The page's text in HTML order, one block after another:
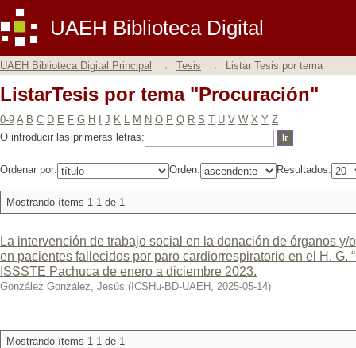
UAEH Biblioteca Digital
ListarTesis por tema "Procuración"
UAEH Biblioteca Digital Principal → Tesis → Listar Tesis por tema
ListarTesis por tema "Procuración"
0-9 A B C D E F G H J K L M N O P Q R S T U V W X Y Z
O introducir las primeras letras:
Ordenar por: Orden: Resultados:
Mostrando ítems 1-1 de 1
La intervención de trabajo social en la donación de órganos y/
en pacientes fallecidos por paro cardiorrespiratorio en el H. G.
ISSSTE Pachuca de enero a diciembre 2023.
González González, Jesús ( ICSHu-BD-UAEH , 2025-05-14)
Mostrando ítems 1-1 de 1